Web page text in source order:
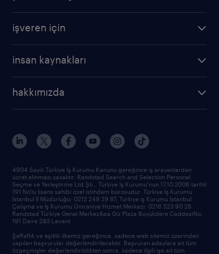
bize katılın
profesyonel
işveren için
profesyonel
insan kaynakları
hakkımızda
tarihçe
sponsorluklarımız
haberler ve duyurular
ofislerimiz
4904 Sayılı Türkiye İş Kurumu Kanunu gereğince iş arayanlardan
ücret alınması yasaktır. Randstad Search and Selection Personel
Seçme ve Yerleştirme Ltd.Şti., Türkiye İş Kurumu'nun 17.10.2006 tarihli
191 No'lu lisans sahibi özel istihdam bürosudur. Türkiye İş Kurumu
İstanbul İl Müdürlüğü: 0212 249 29 87, Türkiye iş Kurumu İstanbul
Çalışma ve İş Kurumu Ümraniye Hizmet Merkezi: 0216 523 90 26
Randstad Türkiye Genel MerkezApa Giz Plaza Büyükdere CaddesiNo:
191 Daire 2&3 Levent
Şeffaflık ve eşitlik ilkemiz gereğince, sadece web sitemiz üzerinden
yapılan başvurular değerlendirilecektir. Başvuran adaylara ait tüm
özgeçmişler değerlendirildikten sonra, sadece ilgili işe ait tüm